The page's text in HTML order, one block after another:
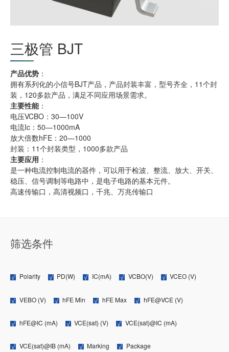
三极管 BJT
产品优势 ：
拥有系列化的小信号BJT产品，产品封装丰富，型号齐全，11个封
装，120多款产品，满足不同应用场景需求。
主要性能：
电压VCBO：30—100V
电流Ic：50—1000mA
放大倍数hFE：20—1000
封装：11个封装类型，1000多款产品
主要应用 ：
是一种电流控制电流的器件，可以用于检波、整流、放大、开关、
稳压、信号调制等电路中，是电子电路的基本元件。
高速传输口，高清视频口，千兆、万兆传输口
筛选条件
Polarity PD(W) IC(mA) VCBO(V) VCEO (V)
VEBO (V) hFE Min hFE Max hFE@VCE (V)
hFE@IC (mA) VCE(sat) (V) VCE(sat)@IC (mA)
VCE(sat)@IB (mA) Marking Package